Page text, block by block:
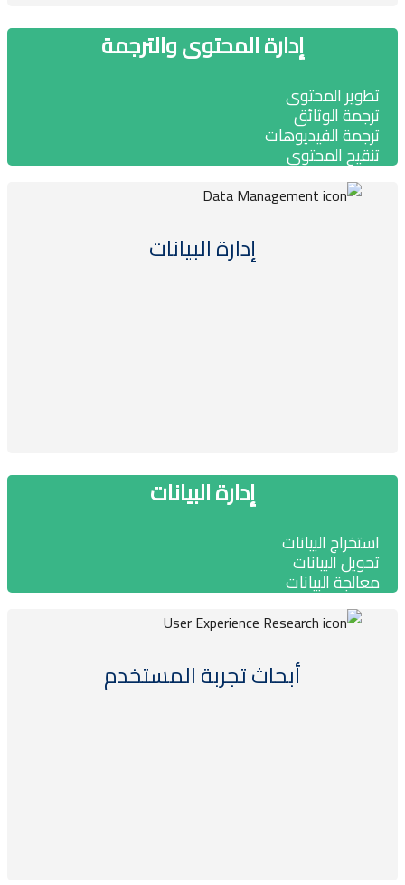
إدارة المحتوى والترجمة
المحتوى
الوثائق
الفيديوهات
المحتوى
إدارة البيانات
إدارة البيانات
البيانات
البيانات
البيانات
أبحاث تجربة المستخدم